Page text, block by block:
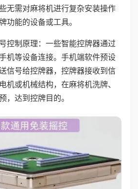
无需对麻将机进行复杂安装操作
功能的设备或工具。
控制原理：一些智能控牌器通过
机等设备连接。手机端软件预设
信号给控牌器，控牌器接收到信
机或机械结构，在麻将机洗牌、
，达到控牌目的。